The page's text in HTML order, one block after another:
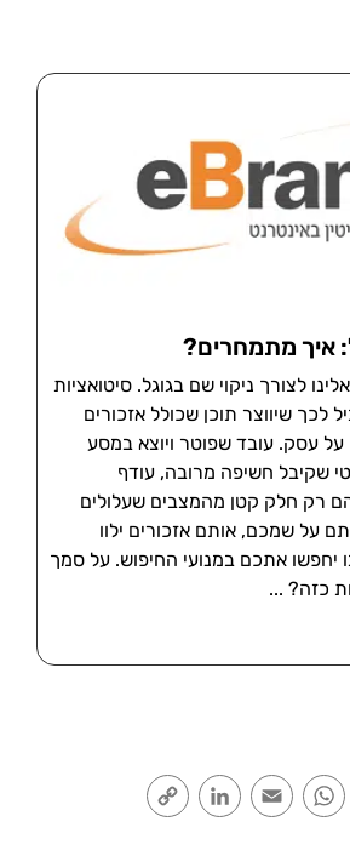
איך מתמחרים?
לצורך ניקוי שם בגוגל. סיטואציות
לכך שיווצר תוכן שכולל אזכורים
על עסק. עובד שפוטר ויוצא במסע
שקיבל חשיפה מרובה, עודף
רק חלק קטן מהמצבים שעלולים
על שמכם, אותם אזכורים ילוו
יחפשו אתכם במנועי החיפוש. על סמך
כזה?
Facebook
WhatsApp
Email
LinkedIn